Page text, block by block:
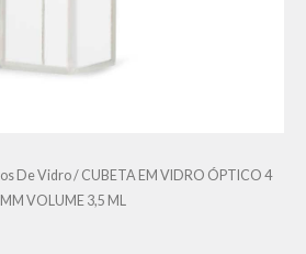
De Vidro/ CUBETA EM VIDRO ÓPTICO 4
MM VOLUME 3,5 ML